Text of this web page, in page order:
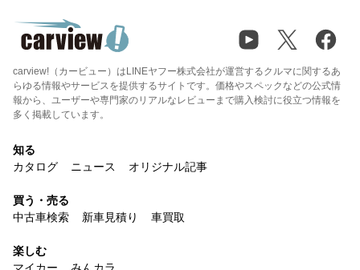
carview!（カービュー）はLINEヤフー株式会社が運営するクルマに関するあ
らゆる情報やサービスを提供するサイトです。価格やスペックなどの公式情
報から、ユーザーや専門家のリアルなレビューまで購入検討に役立つ情報を
多く掲載しています。
知る
カタログ
ニュース オリジナル記事
買う・売る
中古車検索
新車見積り 車買取
楽しむ
マイカー
みんカラ